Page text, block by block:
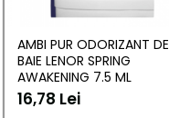
AMBI PUR ODORIZANT DE
BAIE LENOR SPRING
AWAKENING 7.5 ML
16,78 Lei